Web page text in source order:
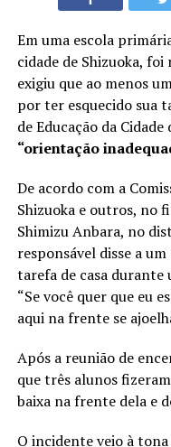
Em uma escola
cidade de Shizuoka,
exigiu que ao menos
por ter esquecido sua
de Educação da
“orientação
De acordo com a
Shizuoka e outros, no
Shimizu Anbara, no
responsável disse a
tarefa de casa durante
“Se você quer que eu
aqui na frente se
Após a reunião de
que três alunos
baixa na frente dela e
O incidente veio à